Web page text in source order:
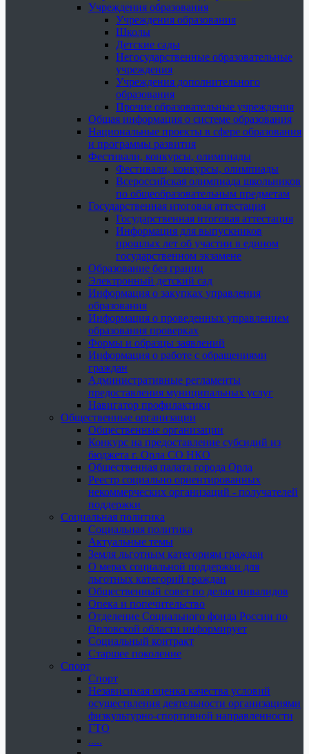
Учреждения образования
Учреждения образования
Школы
Детские сады
Негосударственные образовательные
учреждения
Учреждения дополнительного
образования
Прочие образовательные учреждения
Общая информация о системе образования
Национальные проекты в сфере образования
и программы развития
Фестивали, конкурсы, олимпиады
Фестивали, конкурсы, олимпиады
Всероссийская олимпиада школьников
по общеобразовательным предметам
Государственная итоговая аттестация
Государственная итоговая аттестация
Информация для выпускников
прошлых лет об участии в едином
государственном экзамене
Образование без границ
Электронный детский сад
Информация о закупках управления
образования
Информация о проведенных управлением
образования проверках
Формы и образцы заявлений
Информация о работе с обращениями
граждан
Административные регламенты
предоставления муниципальных услуг
Навигатор профилактики
Общественные организации
Общественные организации
Конкурс на предоставление субсидий из
бюджета г. Орла СО НКО
Общественная палата города Орла
Реестр социально ориентированных
некоммерческих организаций - получателей
поддержки
Социальная политика
Социальная политика
Актуальные темы
Земля льготным категориям граждан
О мерах социальной поддержки для
льготных категорий граждан
Общественный совет по делам инвалидов
Опека и попечительство
Отделение Социального фонда России по
Орловской области информирует
Социальный контракт
Старшее поколение
Спорт
Спорт
Независимая оценка качества условий
осуществления деятельности организациями
физкультурно-спортивной направленности
ГТО
.....